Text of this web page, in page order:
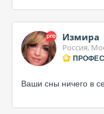
Измира
Россия,
Ваши сны ничего в